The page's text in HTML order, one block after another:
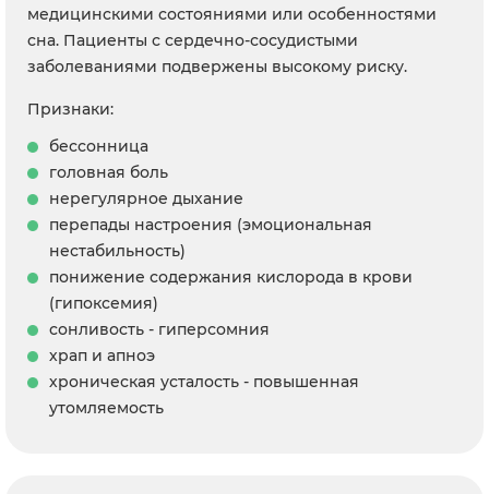
медицинскими состояниями или особенностями
сна. Пациенты с сердечно-сосудистыми
заболеваниями подвержены высокому риску.
Признаки:
бессонница
головная боль
нерегулярное дыхание
перепады настроения (эмоциональная
нестабильность)
понижение содержания кислорода в крови
(гипоксемия)
сонливость - гиперсомния
храп и апноэ
хроническая усталость - повышенная
утомляемость